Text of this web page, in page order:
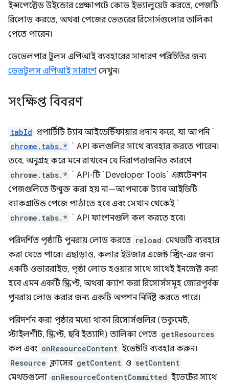
ইন্সপেক্টেড উইন্ডোর প্রেক্ষাপটে কোড ইভ্যালুয়েট করতে, পেজটি
রিলোড করতে, অথবা পেজের ভেতরের রিসোর্সগুলোর তালিকা
পেতে পারেন।
ডেভেলপার টুলস এপিআই ব্যবহারের সাধারণ পরিচিতির জন্য
ডেভটুলস এপিআই সারাংশ দেখুন।
সংক্ষিপ্ত বিবরণ
tabId প্রপার্টিটি ট্যাব আইডেন্টিফায়ার প্রদান করে, যা আপনি `
chrome.tabs.* ` API কলগুলির সাথে ব্যবহার করতে পারেন।
তবে, অনুগ্রহ করে মনে রাখবেন যে নিরাপত্তাজনিত কারণে
chrome.tabs.* ` API-টি `Developer Tools` এক্সটেনশন
পেজগুলিতে উন্মুক্ত করা হয় না—আপনাকে ট্যাব আইডিটি
ব্যাকগ্রাউন্ড পেজে পাঠাতে হবে এবং সেখান থেকেই `
chrome.tabs.* ` API ফাংশনগুলি কল করতে হবে।
পরিদর্শিত পৃষ্ঠাটি পুনরায় লোড করতে reload মেথডটি ব্যবহার
করা যেতে পারে। এছাড়াও, কলার ইউজার এজেন্ট স্ট্রিং-এর জন্য
একটি ওভাররাইড, পৃষ্ঠা লোড হওয়ার সাথে সাথেই ইনজেক্ট করা
হবে এমন একটি স্ক্রিপ্ট, অথবা ক্যাশ করা রিসোর্সসমূহ জোরপূর্বক
পুনরায় লোড করার জন্য একটি অপশন নির্দিষ্ট করতে পারে।
পরিদর্শন করা পৃষ্ঠার মধ্যে থাকা রিসোর্সগুলির (ডকুমেন্ট,
স্টাইলশীট, স্ক্রিপ্ট, ছবি ইত্যাদি) তালিকা পেতে getResources
কল এবং onResourceContent ইভেন্টটি ব্যবহার করুন।
Resource ক্লাসের getContent ও setContent
মেথডগুলো onResourceContentCommitted ইভেন্টের সাথে